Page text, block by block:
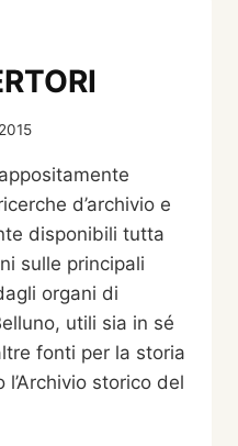
d’archivio e
disponibili tutta
sulle principali
organi di
utili sia in sé
fonti per la storia
storico del